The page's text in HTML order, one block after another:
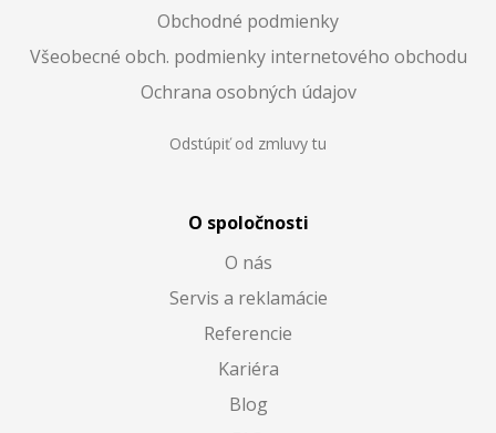
Obchodné podmienky
Všeobecné obch. podmienky internetového obchodu
Ochrana osobných údajov
Odstúpiť od zmluvy tu
O spoločnosti
O nás
Servis a reklamácie
Referencie
Kariéra
Blog